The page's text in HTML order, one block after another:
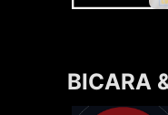
BICARA